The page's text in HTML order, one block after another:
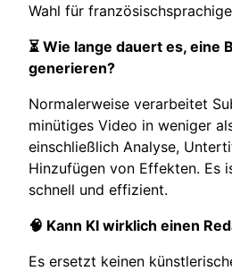
Wahl für
⏳ Wie lange dauert es, eine
generieren?
Normalerweise verarbeitet
minütiges Video in weniger
einschließlich Analyse,
Hinzufügen von Effekten. Es
schnell und effizient.
🧠 Kann KI wirklich einen
Es ersetzt keinen